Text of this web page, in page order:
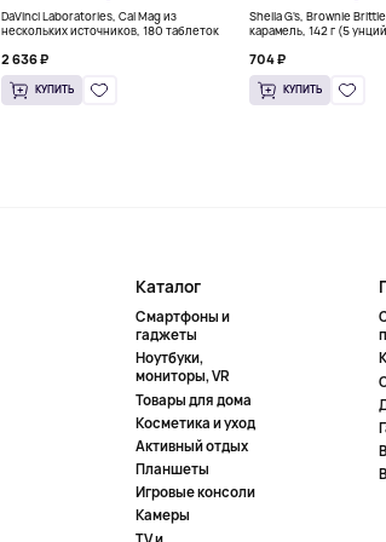
DaVinci Laboratories, Cal Mag из
нескольких источников, 180 таблеток
2 636 ₽
КУПИТЬ
Sheila G's, Brownie
карамель, 142 г (5
704 ₽
КУПИТЬ
Каталог
Смартфоны и
гаджеты
Ноутбуки,
мониторы, VR
Товары для дома
Косметика и уход
Активный отдых
Планшеты
Игровые консоли
Камеры